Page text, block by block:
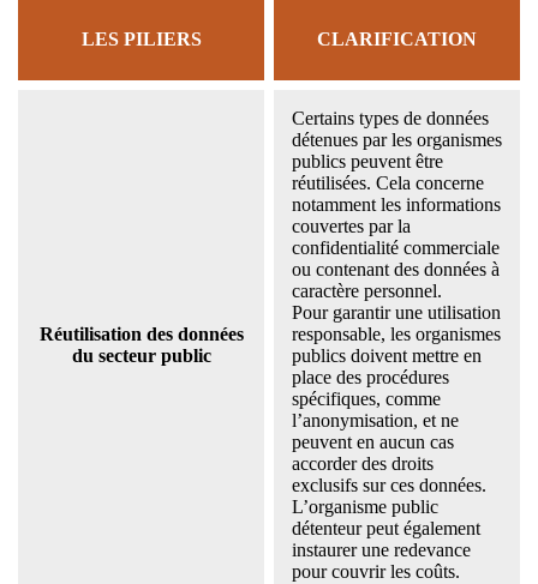
LES PILIERS CLARIFICATION
Réutilisation des données
du secteur public
Certains types de données
détenues par les organismes
publics peuvent être
réutilisées. Cela concerne
notamment les informations
couvertes par la
confidentialité commerciale
ou contenant des données à
caractère personnel.
Pour garantir une utilisation
responsable, les organismes
publics doivent mettre en
place des procédures
spécifiques, comme
l’anonymisation, et ne
peuvent en aucun cas
accorder des droits
exclusifs sur ces données.
L’organisme public
détenteur peut également
instaurer une redevance
pour couvrir les coûts.